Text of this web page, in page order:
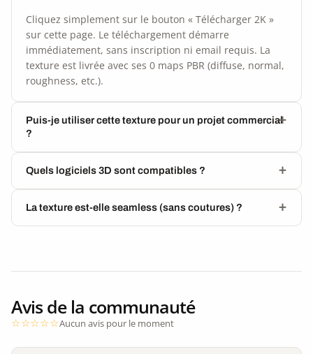
Cliquez simplement sur le bouton « Télécharger 2K »
sur cette page. Le téléchargement démarre
immédiatement, sans inscription ni email requis. La
texture est livrée avec ses 0 maps PBR (diffuse, normal,
roughness, etc.).
Puis-je utiliser cette texture pour un projet commercial
?
Quels logiciels 3D sont compatibles ?
La texture est-elle seamless (sans coutures) ?
Avis de la communauté
Aucun avis pour le moment